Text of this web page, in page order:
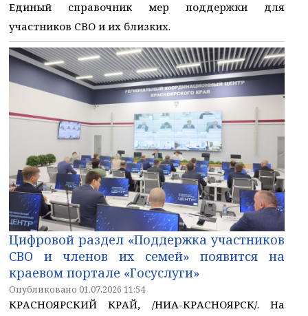
Единый справочник мер поддержки для
участников СВО и их близких.
Цифровой раздел «Поддержка участников
СВО и членов их семей» появится на
краевом портале «Госуслуги»
Опубликовано 01.07.2026 11:54
КРАСНОЯРСКИЙ КРАЙ, /НИА-КРАСНОЯРСК/. На